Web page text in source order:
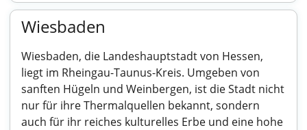
Wiesbaden
Wiesbaden, die Landeshauptstadt von Hessen,
liegt im Rheingau-Taunus-Kreis. Umgeben von
sanften Hügeln und Weinbergen, ist die Stadt nicht
nur für ihre Thermalquellen bekannt, sondern
auch für ihr reiches kulturelles Erbe und eine hohe